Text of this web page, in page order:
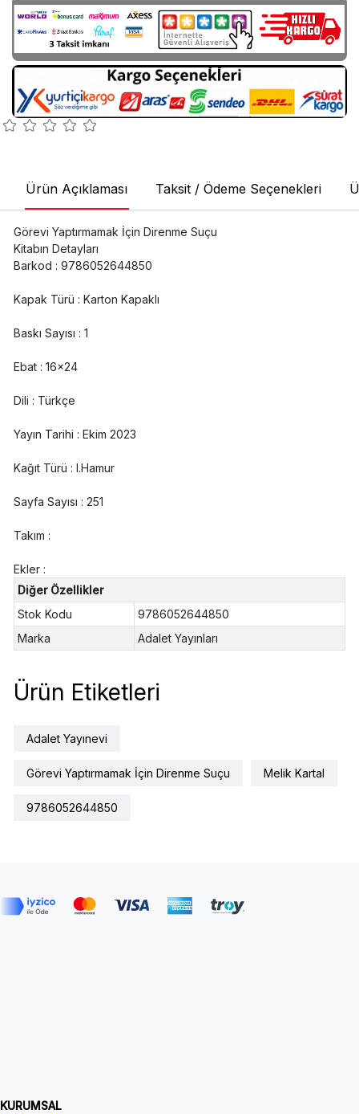
Ürün Açıklaması Taksit / Ödeme Seçenekleri
Görevi Yaptırmamak İçin Direnme Suçu
Kitabın Detayları
Barkod : 9786052644850
Kapak Türü : Karton Kapaklı
Baskı Sayısı : 1
Ebat : 16x24
Dili : Türkçe
Yayın Tarihi : Ekim 2023
Kağıt Türü : I.Hamur
Sayfa Sayısı : 251
Takım :
Ekler :
Diğer Özellikler
Stok Kodu
9786052644850
Marka
Adalet Yayınları
Ürün Etiketleri
Adalet Yayınevi
Görevi Yaptırmamak İçin Direnme Suçu Melik Kartal
9786052644850
KURUMSAL